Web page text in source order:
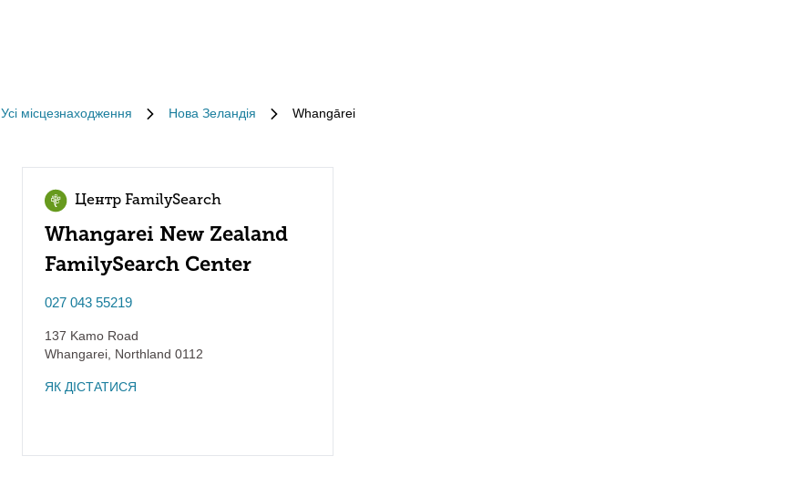
Усі місцезнаходження Нова Зеландія Whangārei
Центр FamilySearch
Whangarei New Zealand
FamilySearch Center
027 043 55219
137 Kamo Road
Whangarei Northland 0112
ЯК ДІСТАТИСЯ